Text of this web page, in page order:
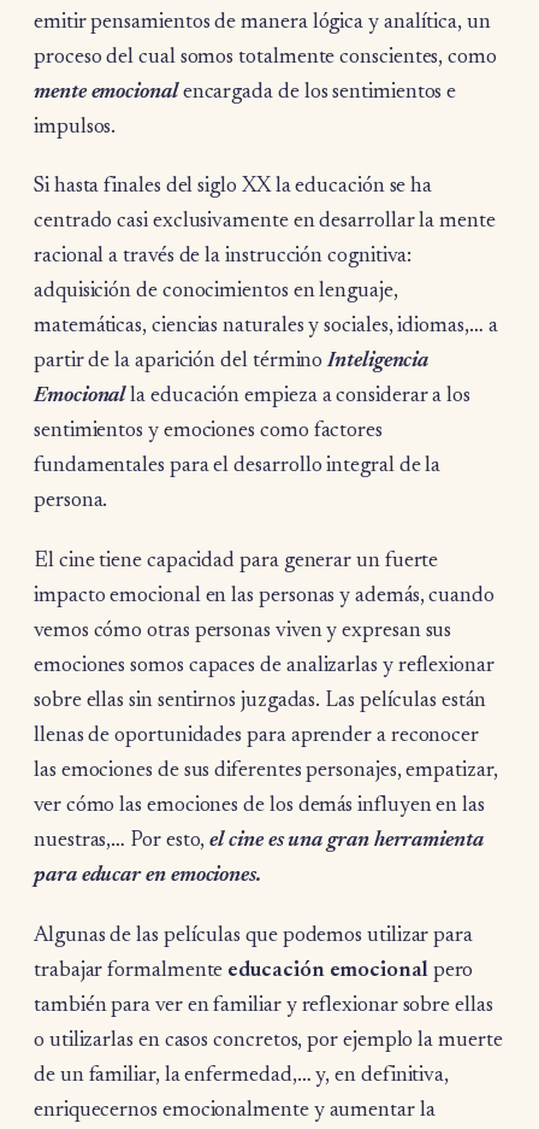
emitir pensamientos de manera lógica y analítica, un
proceso del cual somos totalmente conscientes, como
mente emocionalencargada de los sentimientos e
impulsos.
Si hasta finales del siglo XX la educación se ha
centrado casi exclusivamente en desarrollar la mente
racional a través de la instrucción cognitiva:
adquisición de conocimientos en lenguaje,
matemáticas, ciencias naturales y sociales, idiomas,… a
partir de la aparición del términoInteligencia
Emocional la educación empieza a considerar a los
sentimientos y emociones como factores
fundamentales para el desarrollo integral de la
persona.
El cine tiene capacidad para generar un fuerte
impacto emocional en las personas y además, cuando
vemos cómo otras personas viven y expresan sus
emociones somos capaces de analizarlas y reflexionar
sobre ellas sin sentirnos juzgadas. Las películas están
llenas de oportunidades para aprender a reconocer
las emociones de sus diferentes personajes, empatizar,
ver cómo las emociones de los demás influyen en las
nuestras,… Por esto,el cine es una gran herramienta
para educar en emociones.
Algunas de las películas que podemos utilizar para
trabajar formalmente educación emocionalpero
también para ver en familiar y reflexionar sobre ellas
o utilizarlas en casos concretos, por ejemplo la muerte
de un familiar, la enfermedad,… y, en definitiva,
enriquecernos emocionalmente y aumentar la